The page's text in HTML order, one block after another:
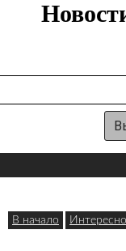
для
вВ начало Интересно